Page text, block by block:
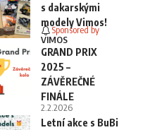
s dakarskými
modely Vimos!
Sponsored by
VIMOS
GRAND PRIX
2025 –
ZÁVĚREČNÉ
FINÁLE
2.2.2026
Letní akce s BuBi